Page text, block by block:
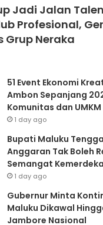
Jadi Jalan
Profesional,
Grup Neraka
51 Event Ekonomi
Ambon Sepanjang
Komunitas dan UMKM
1 day ago
Bupati Maluku
Anggaran Tak Boleh
Semangat
1 day ago
Gubernur Minta
Maluku Dikawal
Jambore Nasional